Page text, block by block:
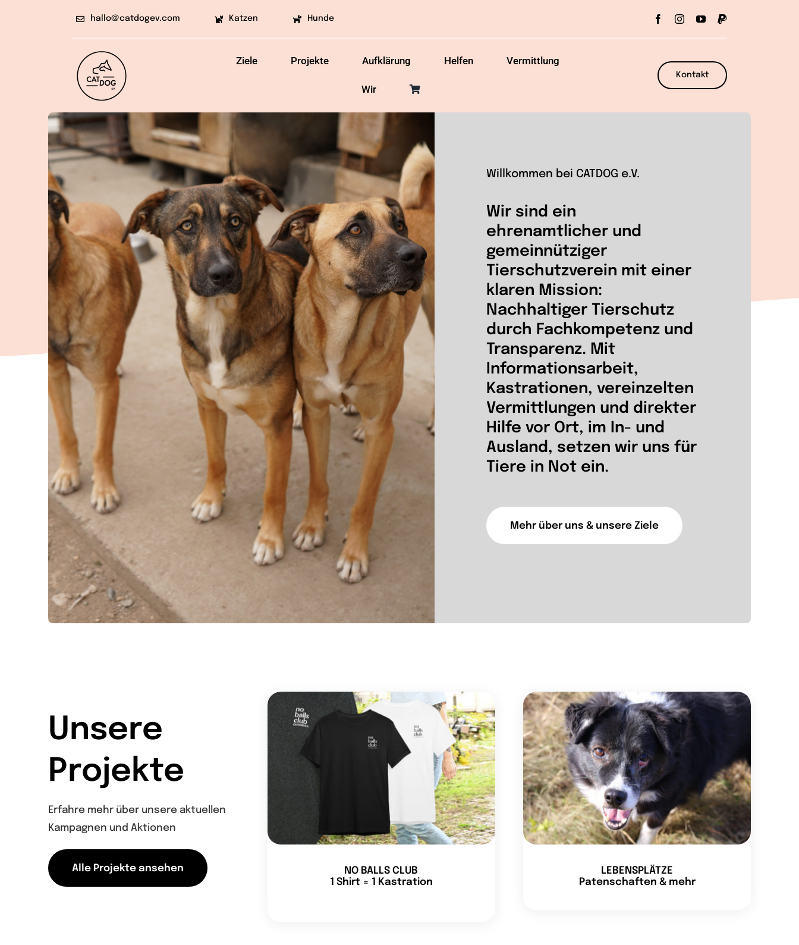
hallo@catdogev.com Katzen Hunde
Ziele Projekte Aufklärung Helfen Vermittlung
Wir
Kontakt
Willkommen bei CATDOG e.V.
Wir sind ein
ehrenamtlicher und
gemeinnütziger
Tierschutzverein mit einer
klaren Mission:
Nachhaltiger Tierschutz
durch Fachkompetenz und
Transparenz. Mit
Informationsarbeit,
Kastrationen, vereinzelten
Vermittlungen und direkter
Hilfe vor Ort, im In- und
Ausland, setzen wir uns für
Tiere in Not ein.
Mehr über uns & unsere Ziele
Unsere
Projekte
Erfahre mehr über unsere aktuellen
Kampagnen und Aktionen
Alle Projekte ansehen
NO BALLS CLUB
1 Shirt = 1 Kastration
LEBENSPLÄTZE
Patenschaften & mehr